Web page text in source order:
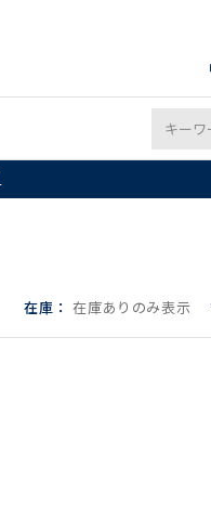
在庫： 在庫ありのみ表示